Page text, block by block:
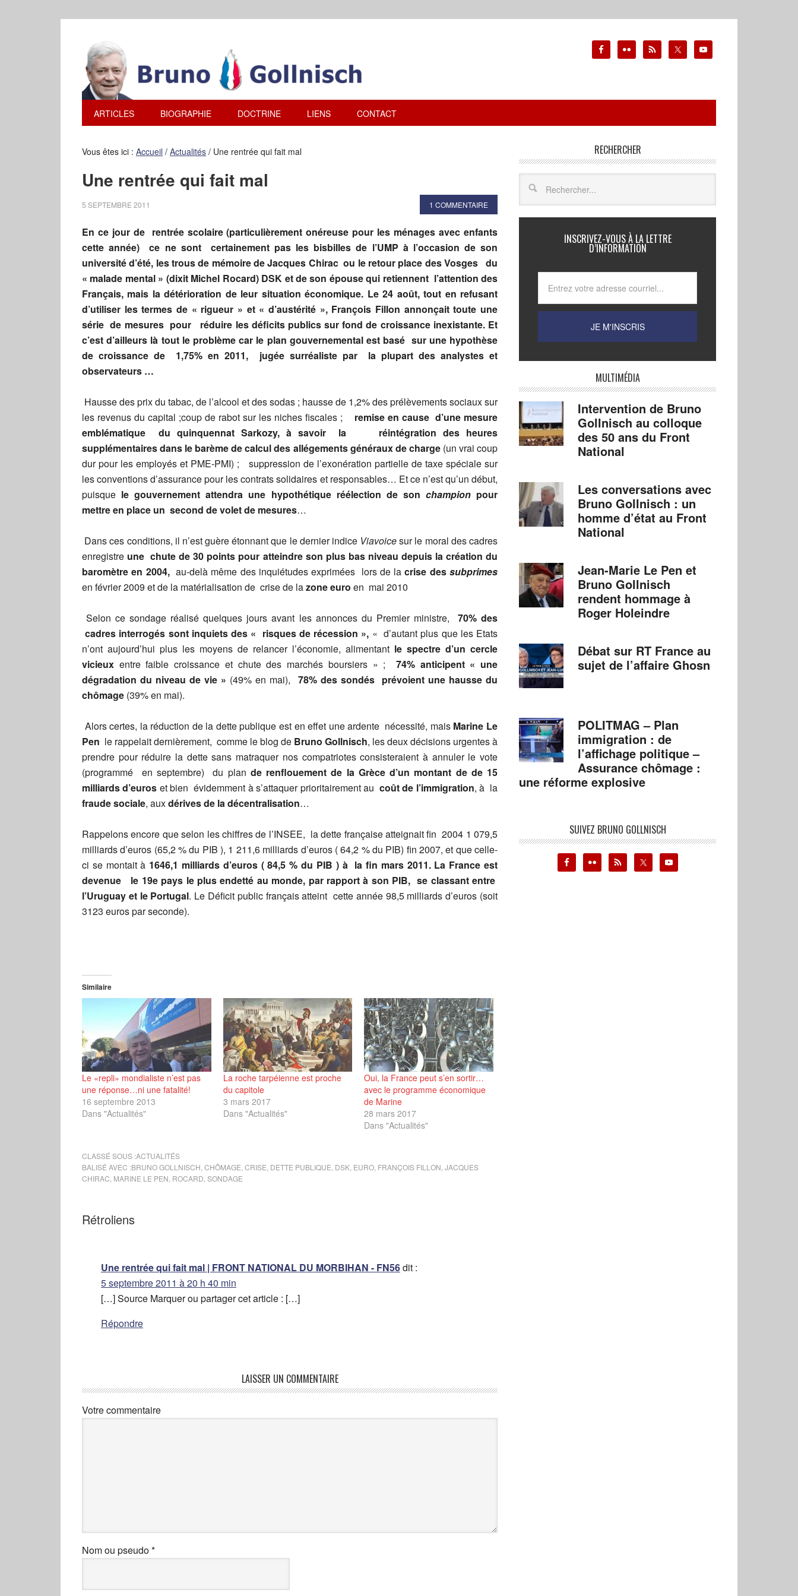
ARTICLES BIOGRAPHIE DOCTRINE LIENS CONTACT
Vous êtes ici : Accueil / Actualités / Une rentrée qui fait mal
Une rentrée qui fait mal
5 SEPTEMBRE 2011 1 COMMENTAIRE
En ce jour de rentrée scolaire (particulièrement onéreuse pour les ménages avec enfants
cette année) ce ne sont certainement pas les bisbilles de l’UMP à l’occasion de son
université d’été, les trous de mémoire de Jacques Chirac ou le retour place des Vosges du
« malade mental » (dixit Michel Rocard) DSK et de son épouse qui retiennent l’attention des
Français, mais la détérioration de leur situation économique. Le 24 août, tout en refusant
d’utiliser les termes de « rigueur » et « d’austérité », François Fillon annonçait toute une
série de mesures pour réduire les déficits publics sur fond de croissance inexistante. Et
c’est d’ailleurs là tout le problème car le plan gouvernemental est basé sur une hypothèse
de croissance de 1,75% en 2011, jugée surréaliste par la plupart des analystes et
observateurs …
Hausse des prix du tabac, de l’alcool et des sodas ; hausse de 1,2% des prélèvements sociaux sur
les revenus du capital ;coup de rabot sur les niches fiscales ; remise en cause d’une mesure
emblématique du quinquennat Sarkozy, à savoir la réintégration des heures
supplémentaires dans le barème de calcul des allégements généraux de charge(un vrai coup
dur pour les employés et PME-PMI) ; suppression de l’exonération partielle de taxe spéciale sur
les conventions d’assurance pour les contrats solidaires et responsables… Et ce n’est qu’un début,
puisque le gouvernement attendra une hypothétique réélection de son championpour
mettre en place un second de volet de mesures…
Dans ces conditions, il n’est guère étonnant que le dernier indice Viavoicesur le moral des cadres
enregistre une chute de 30 points pour atteindre son plus bas niveau depuis la création du
baromètre en 2004,au-delà même des inquiétudes exprimées lors de lacrise dessubprimes
en février 2009 et de la matérialisation de crise de lazone euro en mai 2010
Selon ce sondage réalisé quelques jours avant les annonces du Premier ministre, 70% des
cadres interrogés sont inquiets des « risques de récession », « d’autant plus que les Etats
n’ont aujourd’hui plus les moyens de relancer l’économie, alimentant le spectre d’un cercle
vicieux entre faible croissance et chute des marchés boursiers » ; 74% anticipent « une
dégradation du niveau de vie » (49% en mai), 78% des sondés prévoient une hausse du
chômage (39% en mai).
Alors certes, la réduction de la dette publique est en effet une ardente nécessité, mais Marine Le
Pen le rappelait dernièrement, comme le blog de Bruno Gollnisch, les deux décisions urgentes à
prendre pour réduire la dette sans matraquer nos compatriotes consisteraient à annuler le vote
(programmé en septembre) du plan de renflouement de la Grèce d’un montant de de 15
milliards d’euros et bien évidemment à s’attaquer prioritairement au coût de l’immigration, à la
fraude sociale, auxdérives de la décentralisation…
Rappelons encore que selon les chiffres de l’INSEE, la dette française atteignait fin 2004 1 079,5
milliards d’euros (65,2 % du PIB ), 1 211,6 milliards d’euros ( 64,2 % du PIB) fin 2007, et que celle-
ci se montait à 1646,1 milliards d’euros ( 84,5 % du PIB ) à la fin mars 2011. La France est
devenue le 19e pays le plus endetté au monde, par rapport à son PIB, se classant entre
l’Uruguay et le Portugal. Le Déficit public français atteint cette année 98,5 milliards d’euros (soit
3123 euros par seconde).
Similaire
Le «repli» mondialiste n’est pas
une réponse…ni une fatalité!
16 septembre 2013
Dans "Actualités"
La roche tarpéienne est proche
du capitole
3 mars 2017
Dans "Actualités"
Oui, la France peut s’en sortir…
avec le programme économique
de Marine
28 mars 2017
Dans "Actualités"
CLASSÉ SOUS :ACTUALITÉS
BALISÉ AVEC :BRUNO GOLLNISCH CHÔMAGE CRISE DETTE PUBLIQUE DSK EURO FRANÇOIS FILLON JACQUES
CHIRAC MARINE LE PEN ROCARD SONDAGE
Rétroliens
Une rentrée qui fait mal | FRONT NATIONAL DU MORBIHAN - FN56dit :
5 septembre 2011 à 20 h 40 min
[…] Source Marquer ou partager cet article : […]
Répondre
LAISSER UN COMMENTAIRE
Votre commentaire
Nom ou pseudo*
RECHERCHER
INSCRIVEZ-VOUS À LA LETTRE
D’INFORMATION
MULTIMÉDIA
Intervention de Bruno
Gollnisch au colloque
des 50 ans du Front
National
Les conversations avec
Bruno Gollnisch : un
homme d’état au Front
National
Jean-Marie Le Pen et
Bruno Gollnisch
rendent hommage à
Roger Holeindre
Débat sur RT France au
sujet de l’affaire Ghosn
POLITMAG – Plan
immigration : de
l’affichage politique –
Assurance chômage :
une réforme explosive
SUIVEZ BRUNO GOLLNISCH